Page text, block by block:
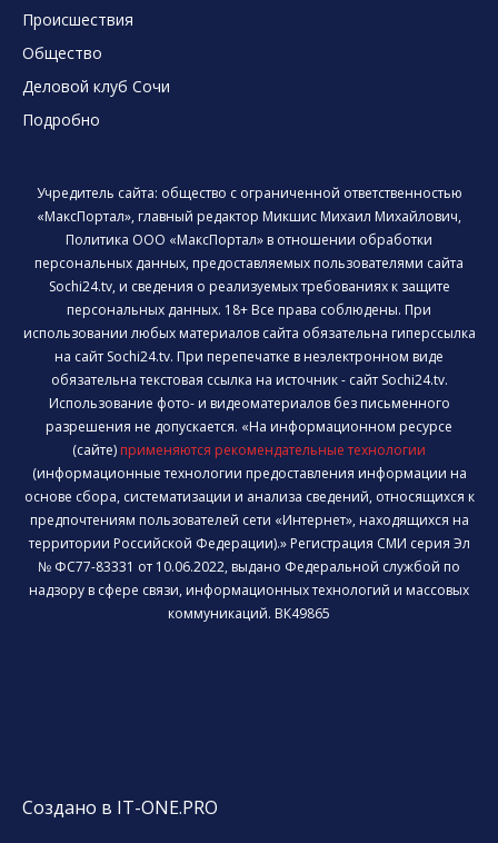
Происшествия
Общество
Деловой клуб Сочи
Подробно
Учредитель сайта: общество с ограниченной ответственностью
«МаксПортал», главный редактор Микшис Михаил Михайлович,
Политика ООО «МаксПортал» в отношении обработки
персональных данных, предоставляемых пользователями сайта
Sochi24.tv, и сведения о реализуемых требованиях к защите
персональных данных. 18+ Все права соблюдены. При
использовании любых материалов сайта обязательна гиперссылка
на сайт Sochi24.tv. При перепечатке в неэлектронном виде
обязательна текстовая ссылка на источник - сайт Sochi24.tv.
Использование фото- и видеоматериалов без письменного
разрешения не допускается. «На информационном ресурсе
(сайте) применяются рекомендательные технологии
(информационные технологии предоставления информации на
основе сбора, систематизации и анализа сведений, относящихся к
предпочтениям пользователей сети «Интернет», находящихся на
территории Российской Федерации).» Регистрация СМИ серия Эл
№ ФС77-83331 от 10.06.2022, выдано Федеральной службой по
надзору в сфере связи, информационных технологий и массовых
коммуникаций. ВК49865
Создано в IT-ONE.PRO